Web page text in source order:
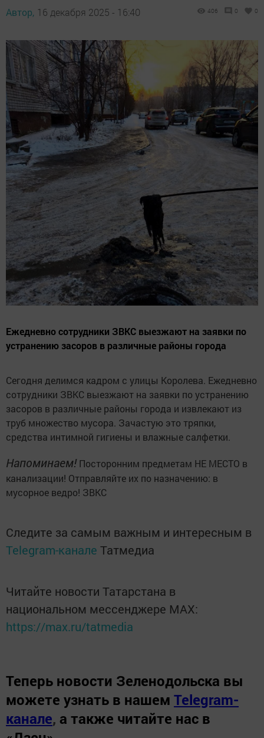
Автор, 16 декабря 2025 - 16:40 406 0 0
Ежедневно сотрудники ЗВКС выезжают на заявки по
устранению засоров в различные районы города
Сегодня делимся кадром с улицы Королева. Ежедневно
сотрудники ЗВКС выезжают на заявки по устранению
засоров в различные районы города и извлекают из
труб множество мусора. Зачастую это тряпки,
средства интимной гигиены и влажные салфетки.
Напоминаем!Посторонним предметам НЕ МЕСТО в
канализации! Отправляйте их по назначению: в
мусорное ведро! ЗВКС
Следите за самым важным и интересным в
Telegram-канале Татмедиа
Читайте новости Татарстана в
национальном мессенджере MАХ:
https://max.ru/tatmedia
Теперь новости Зеленодольска вы
можете узнать в нашем Telegram-
канале, а также читайте нас в